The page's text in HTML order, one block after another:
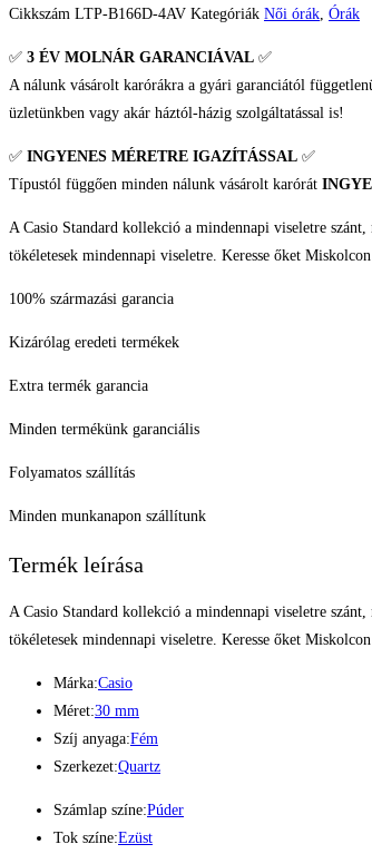
Cikkszám LTP-B166D-4AV Kategóriák Női órák, Órák
✅ 3 ÉV MOLNÁR GARANCIÁVAL ✅
A nálunk vásárolt karórákra a gyári garanciától
üzletünkben vagy akár háztól-házig szolgáltatással is!
✅ INGYENES MÉRETRE IGAZÍTÁSSAL ✅
Típustól függően minden nálunk vásárolt karórát
A Casio Standard kollekció a mindennapi viseletre
tökéletesek mindennapi viseletre. Keresse őket
100% származási garancia
Kizárólag eredeti termékek
Extra termék garancia
Minden termékünk garanciális
Folyamatos szállítás
Minden munkanapon szállítunk
Termék leírása
A Casio Standard kollekció a mindennapi viseletre
tökéletesek mindennapi viseletre. Keresse őket
Márka:Casio
Méret:30 mm
Szíj anyaga:Fém
Szerkezet:Quartz
Számlap színe:Púder
Tok színe:Ezüst